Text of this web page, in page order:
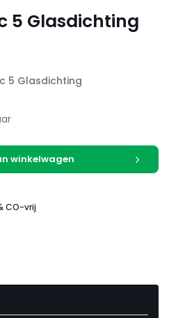
5 Glasdichting
5 Glasdichting
winkelwagen
CO-vrij